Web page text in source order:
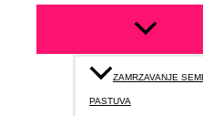
ZAMRZAVANJE
PASTUVA